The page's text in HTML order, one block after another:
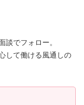
談でフォロー。
して働ける風通しの